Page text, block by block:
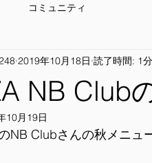
コミュニティ
NB Club
2019年10月18日 読了時間: 1分
10月19日
NB Clubさんの秋メニュ